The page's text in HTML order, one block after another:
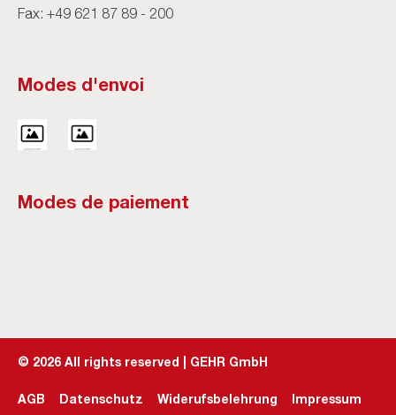
Fax: +49 621 87 89 - 200
Modes d'envoi
Modes de paiement
© 2026 All rights reserved | GEHR GmbH
AGB Datenschutz Widerufsbelehrung Impressum